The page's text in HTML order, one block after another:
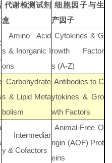
代谢检测试剂
盒
细胞因子与生
产因子
Amino Acid
s & Inorganic I
ons
Cytokines & G
rowth Factor
s (A-Z)
Carbohydrate
s & Lipid Meta
bolism
Antibodies to C
ytokines & Gro
wth Factors
Intermediar
y &Cofactors
Animal-Free O
rigin (AOF) Prot
eins